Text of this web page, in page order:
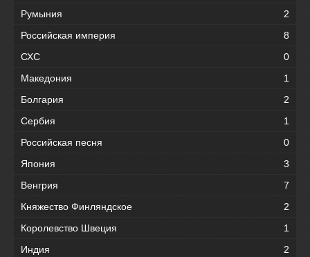
Румыния
2
Российская империя
8
СХС
0
Македония
1
Болгария
2
Сербия
1
Российская песня
0
Япония
3
Венгрия
7
Княжество Финляндское
2
Королевство Швеция
1
Индия
2